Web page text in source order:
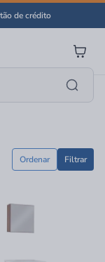
de crédito
Filtrar
Ordenar